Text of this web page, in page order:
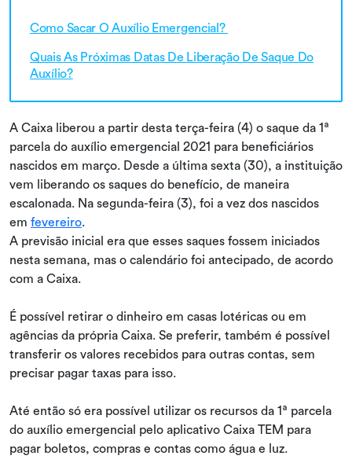
Como Sacar O Auxílio Emergencial?
Quais As Próximas Datas De Liberação De Saque Do
Auxílio?
A Caixa liberou a partir desta terça-feira (4) o saque da 1ª
parcela do auxílio emergencial 2021 para beneficiários
nascidos em março. Desde a última sexta (30), a instituição
vem liberando os saques do benefício, de maneira
escalonada. Na segunda-feira (3), foi a vez dos nascidos
em fevereiro.
A previsão inicial era que esses saques fossem iniciados
nesta semana, mas o calendário foi antecipado, de acordo
com a Caixa.
É possível retirar o dinheiro em casas lotéricas ou em
agências da própria Caixa. Se preferir, também é possível
transferir os valores recebidos para outras contas, sem
precisar pagar taxas para isso.
Até então só era possível utilizar os recursos da 1ª parcela
do auxílio emergencial pelo aplicativo Caixa TEM para
pagar boletos, compras e contas como água e luz.